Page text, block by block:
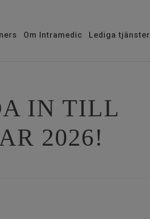
Om Intramedic Lediga tjänster
IN TILL
2026!